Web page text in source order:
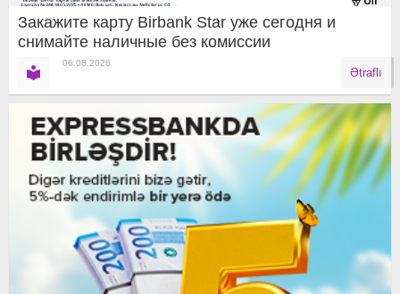
Закажите карту Birbank Star уже сегодня и
снимайте наличные без комиссии
06.08.2026
Ətraflı